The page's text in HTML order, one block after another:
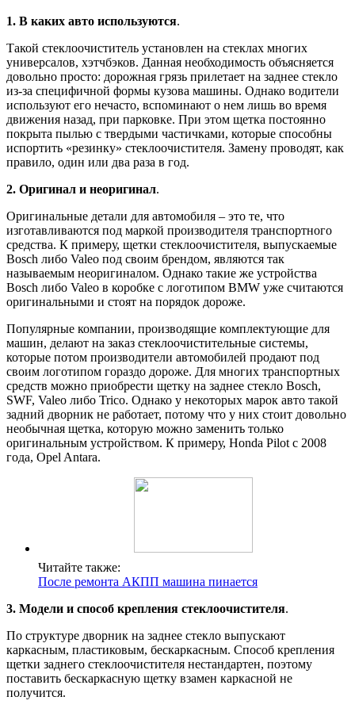
1. В каких авто используются.
Такой стеклоочиститель установлен на стеклах многих
универсалов, хэтчбэков. Данная необходимость объясняется
довольно просто: дорожная грязь прилетает на заднее стекло
из-за специфичной формы кузова машины. Однако водители
используют его нечасто, вспоминают о нем лишь во время
движения назад, при парковке. При этом щетка постоянно
покрыта пылью с твердыми частичками, которые способны
испортить «резинку» стеклоочистителя. Замену проводят, как
правило, один или два раза в год.
2. Оригинал и неоригинал.
Оригинальные детали для автомобиля – это те, что
изготавливаются под маркой производителя транспортного
средства. К примеру, щетки стеклоочистителя, выпускаемые
Bosch либо Valeo под своим брендом, являются так
называемым неоригиналом. Однако такие же устройства
Bosch либо Valeo в коробке с логотипом BMW уже считаются
оригинальными и стоят на порядок дороже.
Популярные компании, производящие комплектующие для
машин, делают на заказ стеклоочистительные системы,
которые потом производители автомобилей продают под
своим логотипом гораздо дороже. Для многих транспортных
средств можно приобрести щетку на заднее стекло Bosch,
SWF, Valeo либо Trico. Однако у некоторых марок авто такой
задний дворник не работает, потому что у них стоит довольно
необычная щетка, которую можно заменить только
оригинальным устройством. К примеру, Honda Pilot с 2008
года, Opel Antara.
Читайте также:
После ремонта АКПП машина пинается
3. Модели и способ крепления стеклоочистителя.
По структуре дворник на заднее стекло выпускают
каркасным, пластиковым, бескаркасным. Способ крепления
щетки заднего стеклоочистителя нестандартен, поэтому
поставить бескаркасную щетку взамен каркасной не
получится.